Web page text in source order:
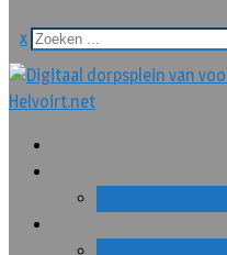
x